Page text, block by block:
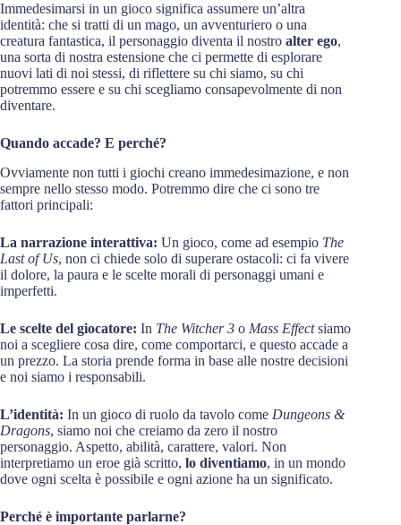
Immedesimarsi in un gioco significa assumere un’altra
identità: che si tratti di un mago, un avventuriero o una
creatura fantastica, il personaggio diventa il nostro alter ego,
una sorta di nostra estensione che ci permette di esplorare
nuovi lati di noi stessi, di riflettere su chi siamo, su chi
potremmo essere e su chi scegliamo consapevolmente di non
diventare.
Quando accade? E perché?
Ovviamente non tutti i giochi creano immedesimazione, e non
sempre nello stesso modo. Potremmo dire che ci sono tre
fattori principali:
La narrazione interattiva: Un gioco, come ad esempio The
Last of Us, non ci chiede solo di superare ostacoli: ci fa vivere
il dolore, la paura e le scelte morali di personaggi umani e
imperfetti.
Le scelte del giocatore: In The Witcher 3 o Mass Effectsiamo
noi a scegliere cosa dire, come comportarci, e questo accade a
un prezzo. La storia prende forma in base alle nostre decisioni
e noi siamo i responsabili.
L’identità: In un gioco di ruolo da tavolo come Dungeons &
Dragons, siamo noi che creiamo da zero il nostro
personaggio. Aspetto, abilità, carattere, valori. Non
interpretiamo un eroe già scritto, lo diventiamo, in un mondo
dove ogni scelta è possibile e ogni azione ha un significato.
Perché è importante parlarne?